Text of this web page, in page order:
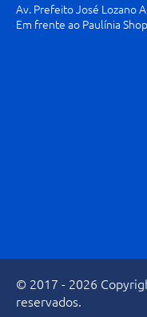
Av. Prefeito José Lozano
Em frente ao Paulínia
© 2017 - 2026
reservados.